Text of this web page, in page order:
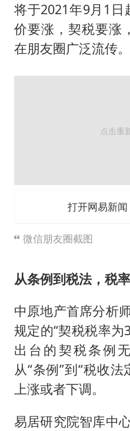
将于2021年9月1日
价要涨，契税要涨
在朋友圈广泛流传。
打开网易新
微信朋友圈截图
从条例到税法，税
中原地产首席分析
规定的“契税税率为
出台的契税条例
从“条例”到“税收
上涨或者下调。
易居研究院智库中